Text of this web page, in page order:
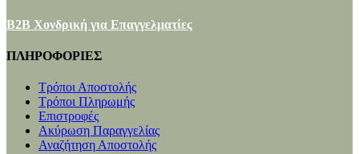
B2B Χονδρική για Επαγγελματίες
ΠΛΗΡΟΦΟΡΙΕΣ
Τρόποι Αποστολής
Τρόποι Πληρωμής
Επιστροφές
Ακύρωση Παραγγελίας
Αναζήτηση Αποστολής